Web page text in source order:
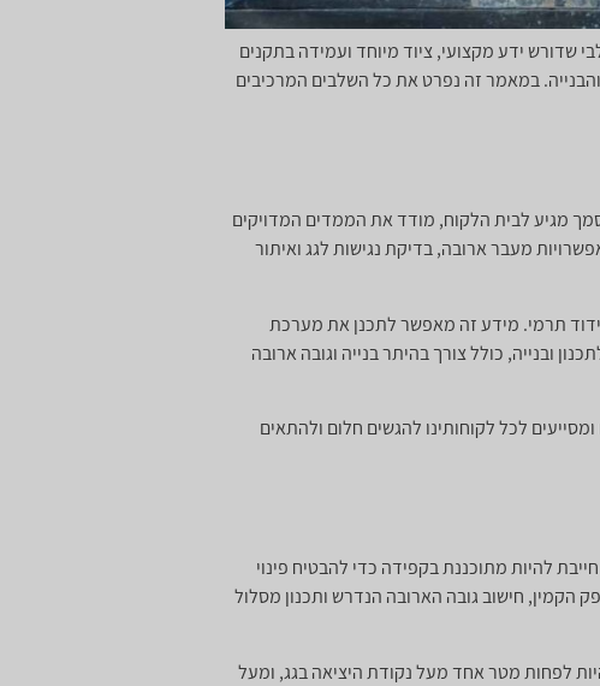
שדורש ידע מקצועי, ציוד מיוחד ועמידה בתקנים
במאמר זה נפרט את כל השלבים המרכיבים
מגיע לבית הלקוח, מודד את הממדים המדויקים
מעבר ארובה, בדיקת נגישות לגג ואיתור
תרמי. מידע זה מאפשר לתכנן את מערכת
ובנייה, כולל צורך בהיתר בנייה וגובה ארובה
בתחום הקמינים בכל רחבי הארץ מאז שנת 2001. אנחנו מאפשרים ומסייעים לכל לקוחותינו להגשים חלום ולהתאים
להיות מתוכננת בקפידה כדי להבטיח פינוי
המתאים להספק הקמין, חישוב גובה הארובה הנדרש ותכנון מסלול
לפחות מטר אחד מעל נקודת היציאה בגג, ומעל